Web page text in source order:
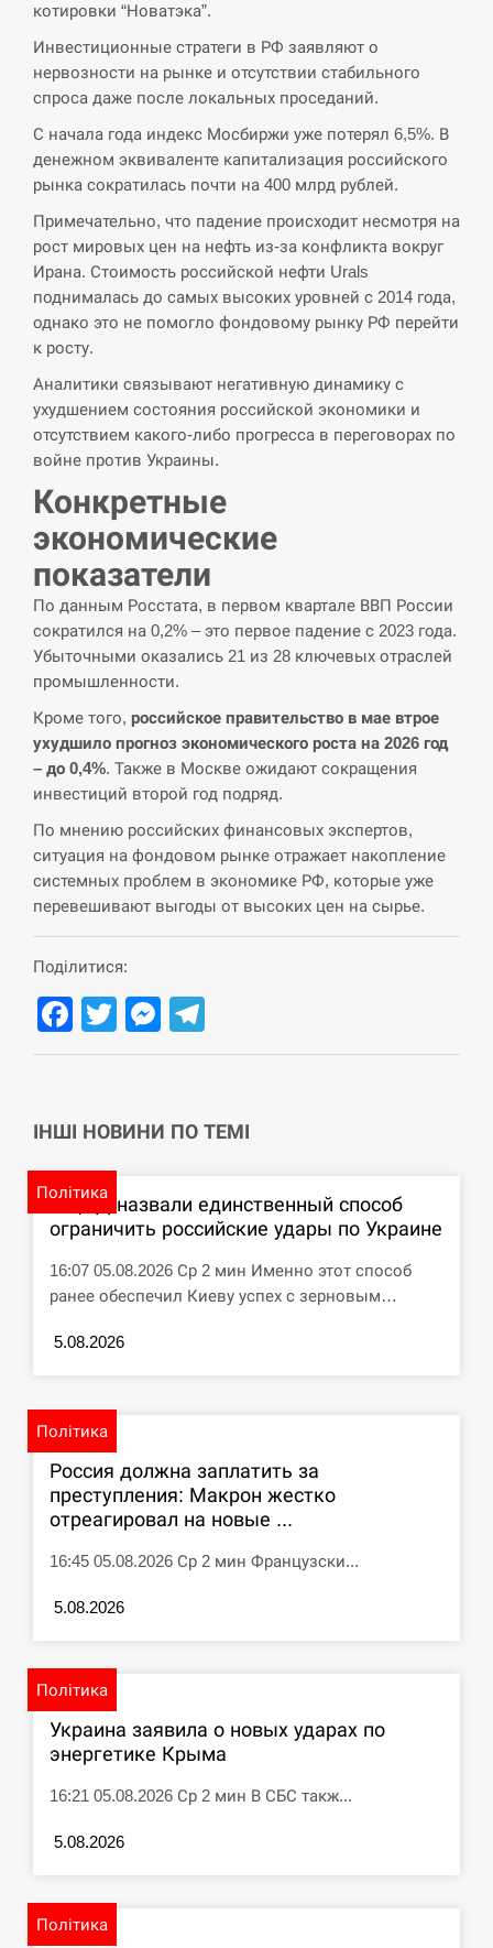
12:53
США обсуждают лицензии на Patriot для
Украины, несмотря на сомнения…
СЕРПЕНЬ
12:40
розблокування Ормузької протоки
СЕРПЕНЬ
12:23
Силы обороны поразили российскую
переправу, склады и другие важные объекты…
СЕРПЕНЬ
12:10
У США зафіксували рекордний спалах
СЕРПЕНЬ
Под огнем “Эпицентр”, ROZETKA и “Новая
почта”: что известно об…
СЕРПЕНЬ
11:40
У зоопарку Токіо через спеку загинули три
левиці
СЕРПЕНЬ
Россияне ударили “Бардеролями” по Харькову,
есть пострадавшие
ЩЕ...
котировки “Новатэка”.
Инвестиционные стратеги в РФ заявляют о
нервозности на рынке и отсутствии стабильного
спроса даже после локальных проседаний.
С начала года индекс Мосбиржи уже потерял 6,5%. В
денежном эквиваленте капитализация российского
рынка сократилась почти на 400 млрд рублей.
Примечательно, что падение происходит несмотря на
рост мировых цен на нефть из-за конфликта вокруг
Ирана. Стоимость российской нефти Urals
поднималась до самых высоких уровней с 2014 года,
однако это не помогло фондовому рынку РФ перейти
к росту.
Аналитики связывают негативную динамику с
ухудшением состояния российской экономики и
отсутствием какого-либо прогресса в переговорах по
войне против Украины.
Конкретные
экономические
показатели
По данным Росстата, в первом квартале ВВП России
сократился на 0,2% – это первое падение с 2023 года.
Убыточными оказались 21 из 28 ключевых отраслей
промышленности.
Кроме того, российское правительство в мае втрое
ухудшило прогноз экономического роста на 2026 год
– до 0,4%. Также в Москве ожидают сокращения
инвестиций второй год подряд.
По мнению российских финансовых экспертов,
ситуация на фондовом рынке отражает накопление
системных проблем в экономике РФ, которые уже
перевешивают выгоды от высоких цен на сырье.
Поділитися:
Facebook
TwitterMessenger
ІНШІ НОВИНИ ПО ТЕМІ
Політика
В ЦПД назвали единственный способ
ограничить российские удары по Украине
16:07 05.08.2026 Ср 2 мин Именно этот способ
ранее обеспечил Киеву успех с зерновым…
5.08.2026
Політика
Россия должна заплатить за
преступления: Макрон жестко
отреагировал на новые ...
16:45 05.08.2026 Ср 2 мин Французски...
5.08.2026
Політика
Украина заявила о новых ударах по
энергетике Крыма
16:21 05.08.2026 Ср 2 мин В СБС такж...
5.08.2026
Політика